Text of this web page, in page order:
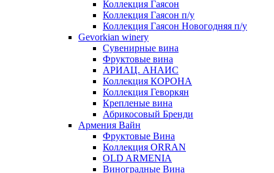
Коллекция Гаясон
Коллекция Гаясон п/у
Коллекция Гаясон Новогодняя п/у
Gevorkian winery
Сувенирные вина
Фруктовые вина
АРИАЦ. АНАИС
Коллекция КОРОНА
Коллекция Геворкян
Крепленые вина
Абрикосовый Бренди
Армения Вайн
Фруктовые Вина
Коллекция ORRAN
OLD ARMENIA
Виноградные Вина